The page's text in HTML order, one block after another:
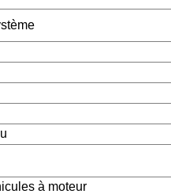
à moteur